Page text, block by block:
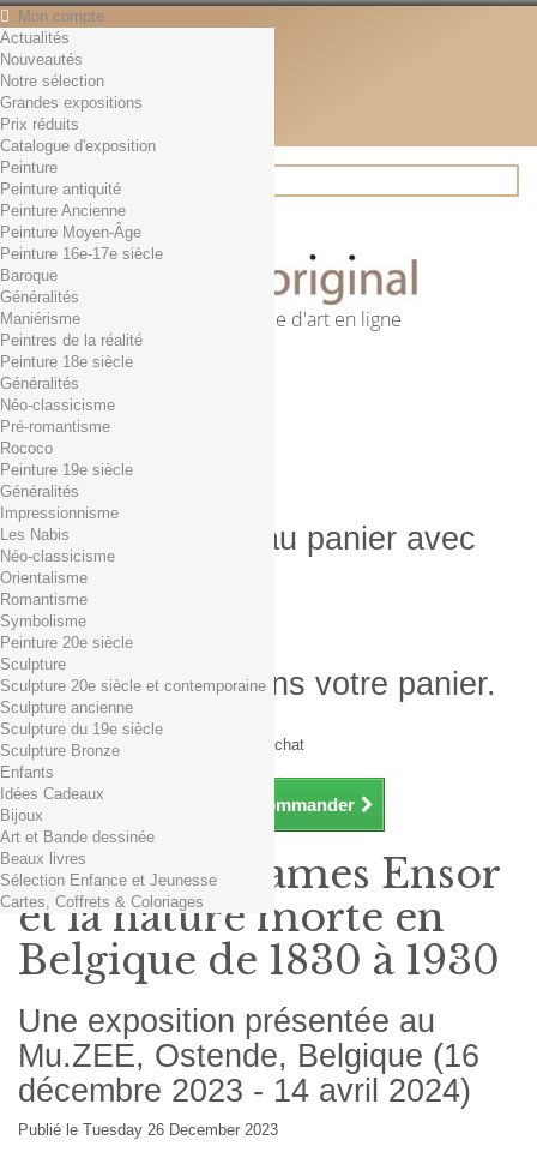
Mon compte
Contact
Français
English
Français
Actualités
Rechercher
Première librairie d'art en ligne
Panier (vide)
Aucun produit
0,01€ dès 29€ d'achat
0,00 € Total
Commander
Produit ajouté au panier avec
succès
Quantité
Total
Il y a 1 produit dans votre panier.
Total produits TTC
Frais de port TTC
0,01€ dès 29€ d'achat
Total TTC
Continuer mes achats Commander
Actualités
Nouveautés
Notre sélection
Grandes expositions
Prix réduits
Catalogue d'exposition
Peinture
Peinture antiquité
Peinture Ancienne
Peinture Moyen-Âge
Peinture 16e-17e siècle
Baroque
Généralités
Maniérisme
Peintres de la réalité
Peinture 18e siècle
Généralités
Néo-classicisme
Pré-romantisme
Rococo
Peinture 19e siècle
Généralités
Impressionnisme
Les Nabis
Néo-classicisme
Orientalisme
Romantisme
Symbolisme
Peinture 20e siècle
Sculpture
Sculpture 20e siècle et contemporaine
Sculpture ancienne
Sculpture du 19e siècle
Sculpture Bronze
Enfants
Idées Cadeaux
Bijoux
Art et Bande dessinée
Beaux livres
Sélection Enfance et Jeunesse
Cartes, Coffrets & Coloriages
Exposition James Ensor
et la nature morte en
Belgique de 1830 à 1930
Une exposition présentée au
Mu.ZEE, Ostende, Belgique (16
décembre 2023 - 14 avril 2024)
Publié le Tuesday 26 December 2023